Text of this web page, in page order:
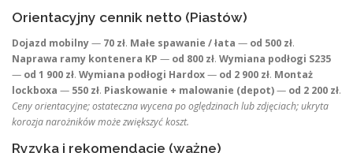
Orientacyjny cennik netto (Piastów)
Dojazd mobilny— 70 zł. Małe spawanie / łata — od 500 zł.
Naprawa ramy kontenera KP — od 800 zł. Wymiana podłogi S235
— od 1 900 zł. Wymiana podłogi Hardox— od 2 900 zł. Montaż
lockboxa — 550 zł. Piaskowanie + malowanie (depot)— od 2 200 zł.
Ceny orientacyjne; ostateczna wycena po oględzinach lub zdjęciach; ukryta
korozja narożników może zwiększyć koszt.
Ryzyka i rekomendacje (ważne)